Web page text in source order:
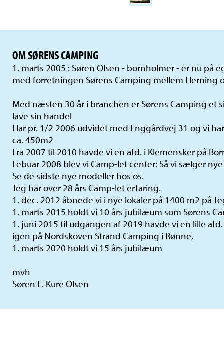
OM SØRENS CAMPING
1. marts 2005 : Søren Olsen - bornholmer - er nu på
med forretningen Sørens Camping mellem Herning
Med næsten 30 år i branchen er Sørens Camping et
lave sin handel
Har pr. 1/2 2006 udvidet med Enggårdvej 31 og vi
ca. 450m2
Fra 2007 til 2010 havde vi en afd. i Klemensker på
Febuar 2008 blev vi Camp-let center: Så vi sælger
Se de sidste nye modeller hos os.
Jeg har over 28 års Camp-let erfaring.
1. dec. 2012 åbnede vi i nye lokaler på 1400 m2 på
1. marts 2015 holdt vi 10 års jubilæum som Sørens
1. juni 2015 til udgangen af 2019 havde vi en lille
igen på Nordskoven Strand Camping i Rønne,
1. marts 2020 holdt vi 15 års jubilæum
mvh
Søren E. Kure Olsen